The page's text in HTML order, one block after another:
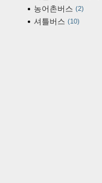
농어촌버스 2
셔틀버스 10